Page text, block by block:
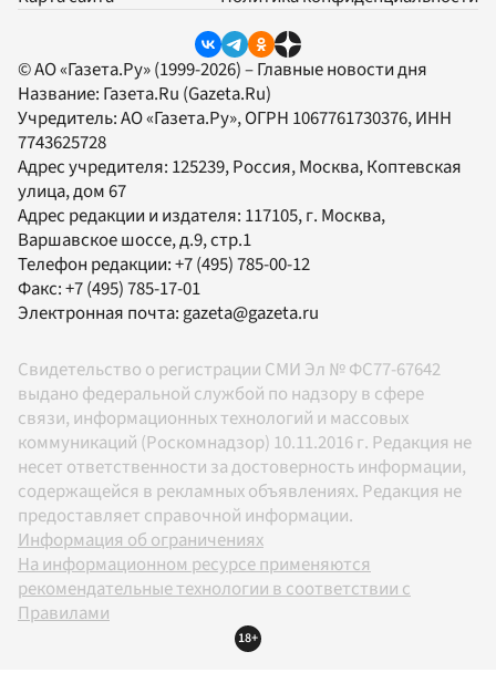
© АО «Газета.Ру» (1999-2026) – Главные новости дня
Название: Газета.Ru (Gazeta.Ru)
Учредитель:АО «Газета.Ру», ОГРН 1067761730376, ИНН
7743625728
Адрес учредителя: 125239, Россия, Москва, Коптевская
улица, дом 67
Адрес редакции и издателя: 117105, г. Москва,
Варшавское шоссе, д.9, стр.1
Телефон редакции:+7 (495) 785-00-12
Факс:+7 (495) 785-17-01
Электронная почта: gazeta@gazeta.ru
Свидетельство о регистрации СМИ Эл № ФС77-67642
выдано федеральной службой по надзору в сфере
связи, информационных технологий и массовых
коммуникаций (Роскомнадзор) 10.11.2016 г. Редакция не
несет ответственности за достоверность информации,
содержащейся в рекламных объявлениях. Редакция не
предоставляет справочной информации.
Информация об ограничениях
На информационном ресурсе применяются
рекомендательные технологии в соответствии с
Правилами
18+